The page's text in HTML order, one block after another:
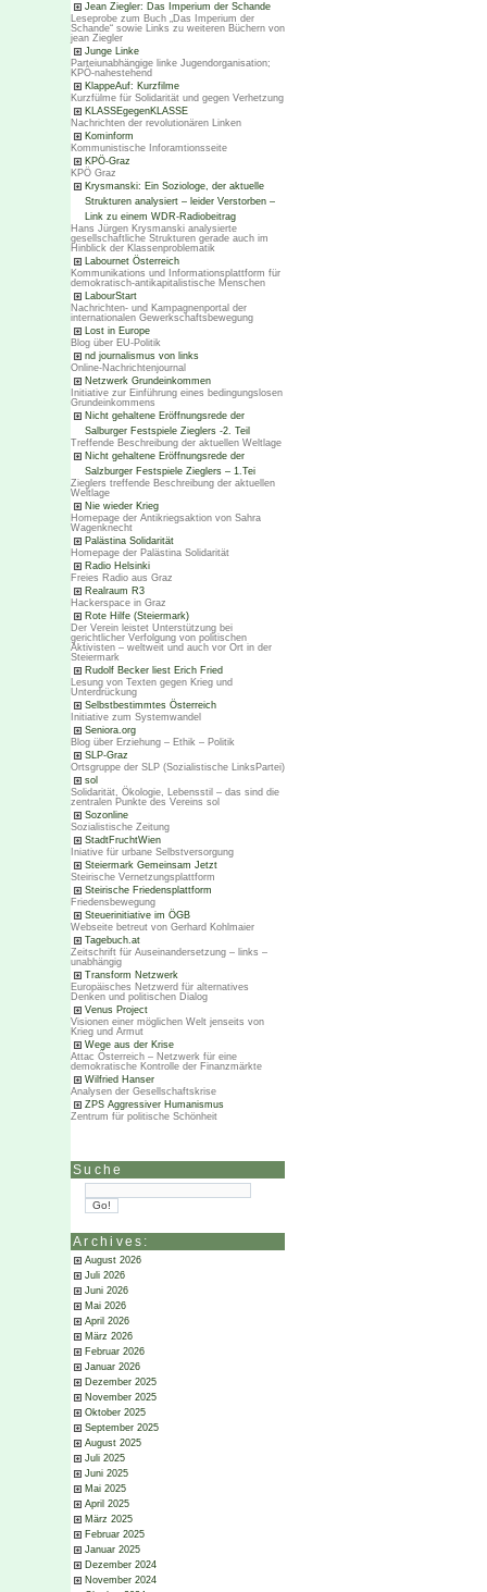
Jean Ziegler: Das Imperium der Schande
Leseprobe zum Buch „Das Imperium der
Schande“ sowie Links zu weiteren Büchern von
jean Ziegler
Junge Linke
Parteiunabhängige linke Jugendorganisation;
KPÖ-nahestehend
KlappeAuf: Kurzfilme
Kurzfülme für Solidarität und gegen Verhetzung
KLASSEgegenKLASSE
Nachrichten der revolutionären Linken
Kominform
Kommunistische Inforamtionsseite
KPÖ-Graz
KPÖ Graz
Krysmanski: Ein Soziologe, der aktuelle
Strukturen analysiert – leider Verstorben –
Link zu einem WDR-Radiobeitrag
Hans Jürgen Krysmanski analysierte
gesellschaftliche Strukturen gerade auch im
Hinblick der Klassenproblematik
Labournet Österreich
Kommunikations und Informationsplattform für
demokratisch-antikapitalistische Menschen
LabourStart
Nachrichten- und Kampagnenportal der
internationalen Gewerkschaftsbewegung
Lost in Europe
Blog über EU-Politik
nd journalismus von links
Online-Nachrichtenjournal
Netzwerk Grundeinkommen
Initiative zur Einführung eines bedingungslosen
Grundeinkommens
Nicht gehaltene Eröffnungsrede der
Salburger Festspiele Zieglers -2. Teil
Treffende Beschreibung der aktuellen Weltlage
Nicht gehaltene Eröffnungsrede der
Salzburger Festspiele Zieglers – 1.Tei
Zieglers treffende Beschreibung der aktuellen
Weltlage
Nie wieder Krieg
Homepage der Antikriegsaktion von Sahra
Wagenknecht
Palästina Solidarität
Homepage der Palästina Solidarität
Radio Helsinki
Freies Radio aus Graz
Realraum R3
Hackerspace in Graz
Rote Hilfe (Steiermark)
Der Verein leistet Unterstützung bei
gerichtlicher Verfolgung von politischen
Aktivisten – weltweit und auch vor Ort in der
Steiermark
Rudolf Becker liest Erich Fried
Lesung von Texten gegen Krieg und
Unterdrückung
Selbstbestimmtes Österreich
Initiative zum Systemwandel
Seniora.org
Blog über Erziehung – Ethik – Politik
SLP-Graz
Ortsgruppe der SLP (Sozialistische LinksPartei)
sol
Solidarität, Ökologie, Lebensstil – das sind die
zentralen Punkte des Vereins sol
Sozonline
Sozialistische Zeitung
StadtFruchtWien
Iniative für urbane Selbstversorgung
Steiermark Gemeinsam Jetzt
Steirische Vernetzungsplattform
Steirische Friedensplattform
Friedensbewegung
Steuerinitiative im ÖGB
Webseite betreut von Gerhard Kohlmaier
Tagebuch.at
Zeitschrift für Auseinandersetzung – links –
unabhängig
Transform Netzwerk
Europäisches Netzwerd für alternatives
Denken und politischen Dialog
Venus Project
Visionen einer möglichen Welt jenseits von
Krieg und Armut
Wege aus der Krise
Attac Österreich – Netzwerk für eine
demokratische Kontrolle der Finanzmärkte
Wilfried Hanser
Analysen der Gesellschaftskrise
ZPS Aggressiver Humanismus
Zentrum für politische Schönheit
Suche
Archives:
August 2026
Juli 2026
Juni 2026
Mai 2026
April 2026
März 2026
Februar 2026
Januar 2026
Dezember 2025
November 2025
Oktober 2025
September 2025
August 2025
Juli 2025
Juni 2025
Mai 2025
April 2025
März 2025
Februar 2025
Januar 2025
Dezember 2024
November 2024